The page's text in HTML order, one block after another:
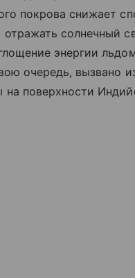
покрова снижает
отражать солнечный
энергии
очередь, вызвано
на поверхности